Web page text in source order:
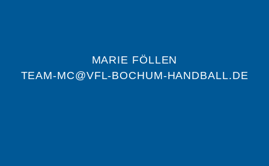
MARIE FÖLLEN
TEAM-MC@VFL-BOCHUM-HANDBALL.DE